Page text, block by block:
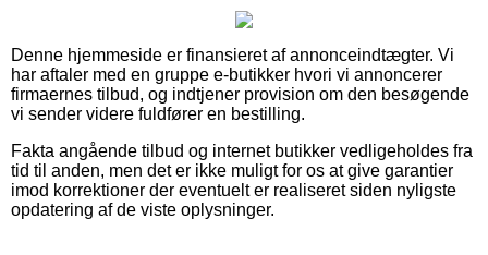
Denne hjemmeside er finansieret af annonceindtægter. Vi
har aftaler med en gruppe e-butikker hvori vi annoncerer
firmaernes tilbud, og indtjener provision om den besøgende
vi sender videre fuldfører en bestilling.
Fakta angående tilbud og internet butikker vedligeholdes fra
tid til anden, men det er ikke muligt for os at give garantier
imod korrektioner der eventuelt er realiseret siden nyligste
opdatering af de viste oplysninger.